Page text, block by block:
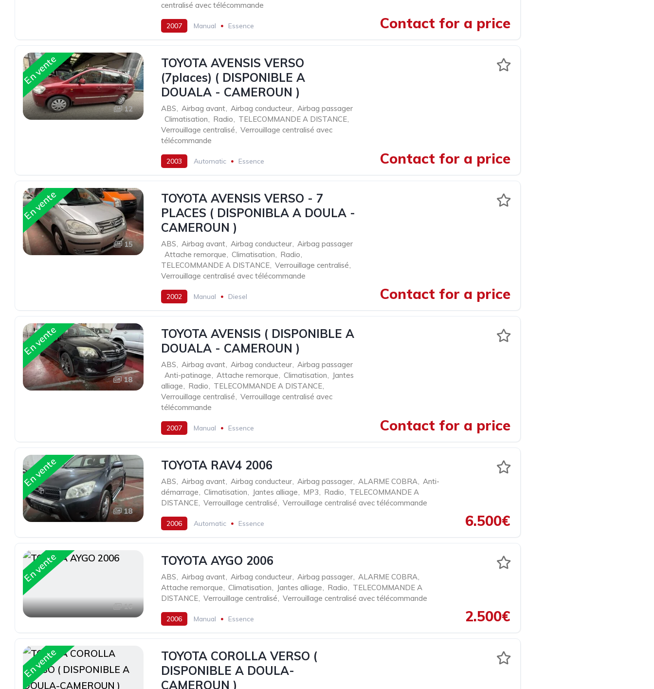
centralisé avec télécommande
2007 Manual Essence Contact for a price
En vente
12
TOYOTA AVENSIS VERSO
(7places) ( DISPONIBLE A
DOUALA - CAMEROUN )
ABS, Airbag avant, Airbag conducteur, Airbag passager
Climatisation, Radio, TELECOMMANDE A DISTANCE,
Verrouillage centralisé, Verrouillage centralisé avec
télécommande
2003 Automatic Essence Contact for a price
En vente
15
TOYOTA AVENSIS VERSO - 7
PLACES ( DISPONIBLA A DOULA -
CAMEROUN )
ABS, Airbag avant, Airbag conducteur, Airbag passager
Attache remorque, Climatisation, Radio,
TELECOMMANDE A DISTANCE, Verrouillage centralisé,
Verrouillage centralisé avec télécommande
2002 Manual Diesel Contact for a price
En vente
18
TOYOTA AVENSIS ( DISPONIBLE A
DOUALA - CAMEROUN )
ABS, Airbag avant, Airbag conducteur, Airbag passager
Anti-patinage, Attache remorque, Climatisation, Jantes
alliage, Radio, TELECOMMANDE A DISTANCE,
Verrouillage centralisé, Verrouillage centralisé avec
télécommande
2007 Manual Essence Contact for a price
En vente
18
TOYOTA RAV4 2006
ABS, Airbag avant, Airbag conducteur, Airbag passager, ALARME COBRA, Anti-
démarrage, Climatisation, Jantes alliage, MP3, Radio, TELECOMMANDE A
DISTANCE, Verrouillage centralisé, Verrouillage centralisé avec télécommande
2006 Automatic Essence 6.500€
En vente
16
TOYOTA AYGO 2006
ABS, Airbag avant, Airbag conducteur, Airbag passager, ALARME COBRA,
Attache remorque, Climatisation, Jantes alliage, Radio, TELECOMMANDE A
DISTANCE, Verrouillage centralisé, Verrouillage centralisé avec télécommande
2006 Manual Essence 2.500€
En vente
TOYOTA COROLLA VERSO (
DISPONIBLE A DOULA-
CAMEROUN )